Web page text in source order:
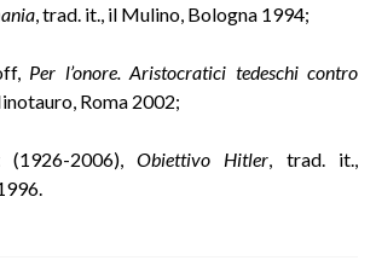
, trad. it., il Mulino, Bologna 1994;
Per l’onore. Aristocratici tedeschi contro
Roma 2002;
(1926-2006),Obiettivo Hitler , trad. it.,